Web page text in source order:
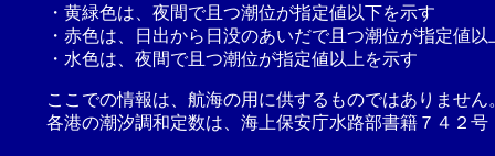
・黄緑色は、夜間で且つ潮位が指定値以下を示す
・赤色は、日出から日没のあいだで且つ潮位が指定値以
・水色は、夜間で且つ潮位が指定値以上を示す
ここでの情報は、航海の用に供するものではありませ
各港の潮汐調和定数は、海上保安庁水路部書籍７４２